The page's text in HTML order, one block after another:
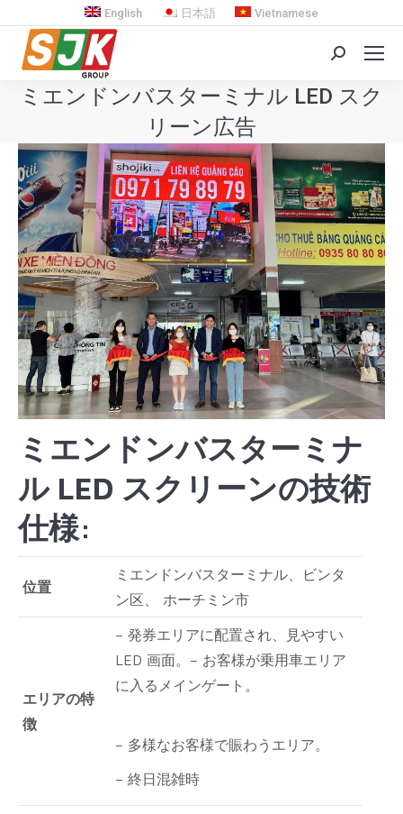
English 日本語 Vietnamese
Search:
ミエンドンバスターミナル LED スク
リーン広告
You are here:
ミエンドンバスターミナ
ル LED スクリーンの技術
仕様:
位置
ミエンドンバスターミナル、ビンタ
ン区、 ホーチミン市
エリアの特
徴
– 発券エリアに配置され、見やすい
LED 画面。– お客様が乗用車エリア
に入るメインゲート。
– 多様なお客様で賑わうエリア。
– 終日混雑時